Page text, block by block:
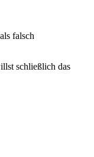
falsch
schließlich das